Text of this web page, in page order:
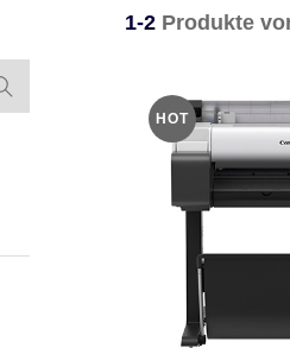
1-2Produkte
HOT